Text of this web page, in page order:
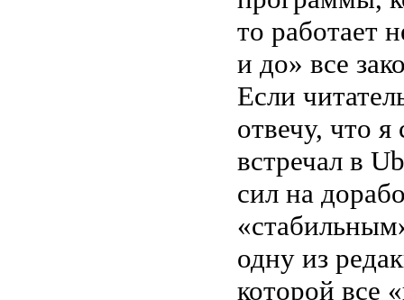
то работает
и до» все
Если
отвечу, что
встречал в
сил на
одну из
которой все